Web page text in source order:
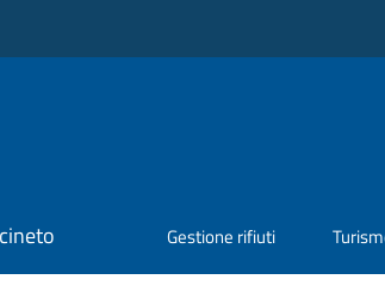
Gestione rifiuti